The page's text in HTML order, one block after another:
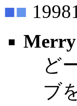
■■
ど
ブ